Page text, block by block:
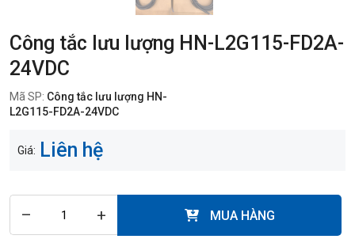
Công tắc lưu lượng HN-L2G115-FD2A-
24VDC
Mã SP: Công tắc lưu lượng HN-
L2G115-FD2A-24VDC
Giá: Liên hệ
– + MUA HÀNG